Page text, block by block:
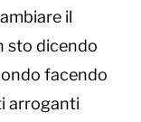
il
sto dicendo
facendo
arroganti